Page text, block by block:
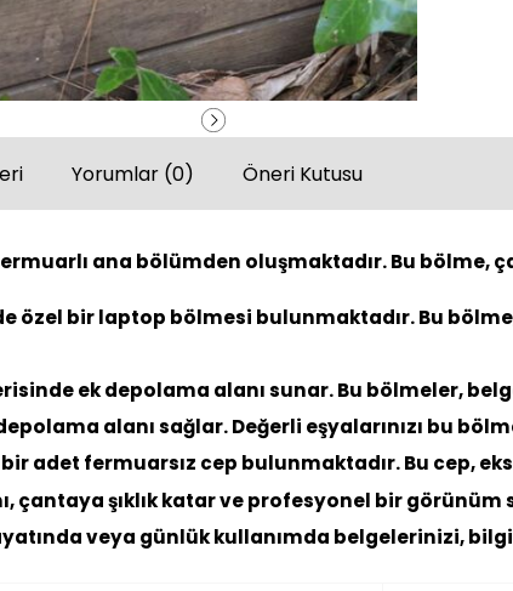
Yorumlar (0) Öneri Kutusu
ana bölümden oluşmaktadır. Bu bölme,
özel bir laptop bölmesi bulunmaktadır. Bu
ek depolama alanı sunar. Bu bölmeler,
alanı sağlar. Değerli eşyalarınızı bu
adet fermuarsız cep bulunmaktadır. Bu cep,
çantaya şıklık katar ve profesyonel bir görünüm
veya günlük kullanımda belgelerinizi,